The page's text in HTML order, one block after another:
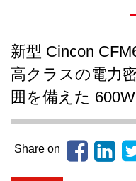
新型 Cincon
高クラスの電力
囲を備えた
Share on